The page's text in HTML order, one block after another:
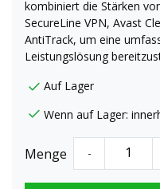
kombiniert die Stärken
SecureLine VPN, Avast
AntiTrack, um eine
Leistungslösung
Auf Lager
Wenn auf Lager:
Menge -